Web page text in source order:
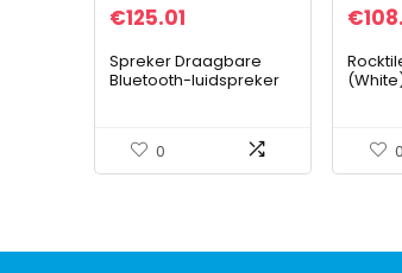
€125.01
Spreker Draagbare
Bluetooth-luidspreker
Multifunctionele Kaart
Microfoon Sound…
0
€
0